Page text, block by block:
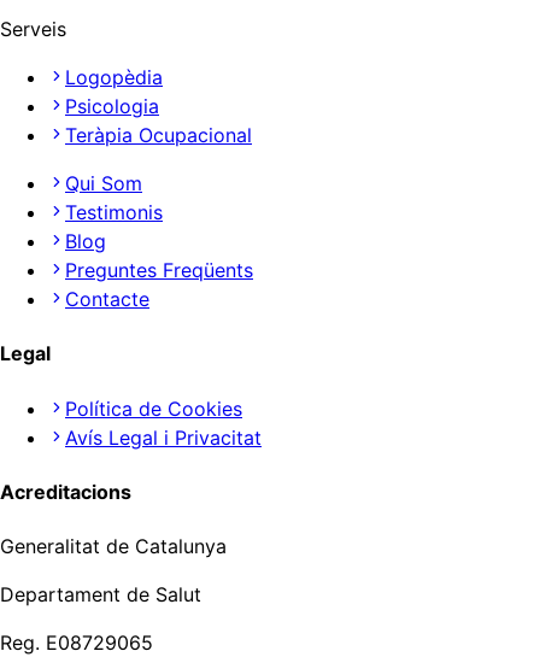
Serveis
Logopèdia
Psicologia
Teràpia Ocupacional
Qui Som
Testimonis
Blog
Preguntes Freqüents
Contacte
Legal
Política de Cookies
Avís Legal i Privacitat
Acreditacions
Generalitat de Catalunya
Departament de Salut
Reg. E08729065